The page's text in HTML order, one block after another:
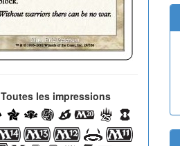
Toutes les impressions